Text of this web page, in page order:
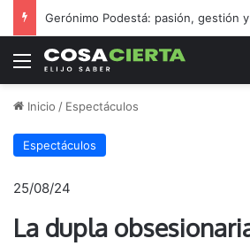
Menú
Inicio / Espectáculos
Espectáculos
25/08/24
La dupla